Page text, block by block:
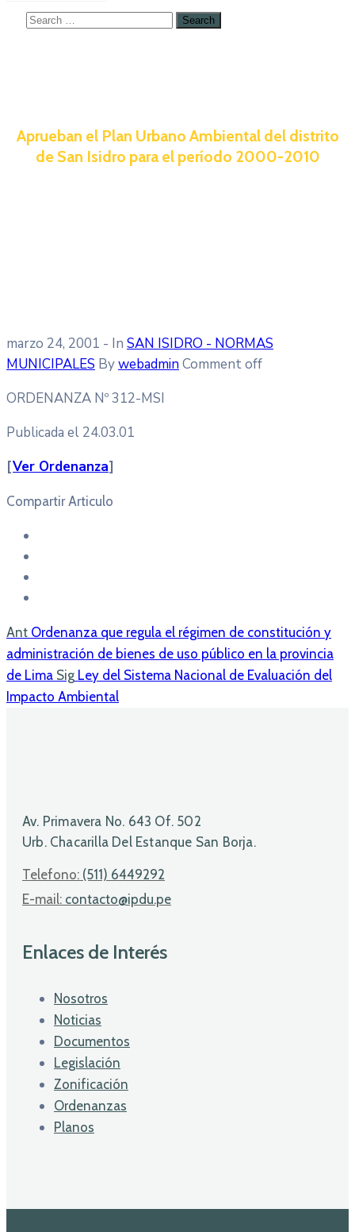
Aprueban el Plan Urbano Ambiental del distrito
de San Isidro para el período 2000-2010
marzo 24, 2001 - In SAN ISIDRO - NORMAS
MUNICIPALES BywebadminComment off
ORDENANZA Nº 312-MSI
Publicada el 24.03.01
[Ver Ordenanza]
Compartir Articulo
Ant Ordenanza que regula el régimen de constitución y
administración de bienes de uso público en la provincia
de Lima Sig Ley del Sistema Nacional de Evaluación del
Impacto Ambiental
Av. Primavera No. 643 Of. 502
Urb. Chacarilla Del Estanque San Borja.
Telefono: (511) 6449292
E-mail: contacto@ipdu.pe
Enlaces de Interés
Nosotros
Noticias
Documentos
Legislación
Zonificación
Ordenanzas
Planos